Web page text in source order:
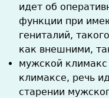
идет об
функции при
гениталий,
как внешними,
мужской
климаксе, речь
старении